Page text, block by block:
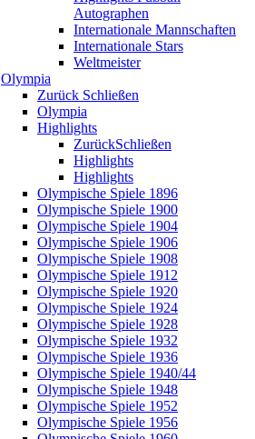
Autographen
Internationale Mannschaften
Internationale Stars
Weltmeister
Olympia
Zurück Schließen
Olympia
Highlights
ZurückSchließen
Highlights
Highlights
Olympische Spiele 1896
Olympische Spiele 1900
Olympische Spiele 1904
Olympische Spiele 1906
Olympische Spiele 1908
Olympische Spiele 1912
Olympische Spiele 1920
Olympische Spiele 1924
Olympische Spiele 1928
Olympische Spiele 1932
Olympische Spiele 1936
Olympische Spiele 1940/44
Olympische Spiele 1948
Olympische Spiele 1952
Olympische Spiele 1956